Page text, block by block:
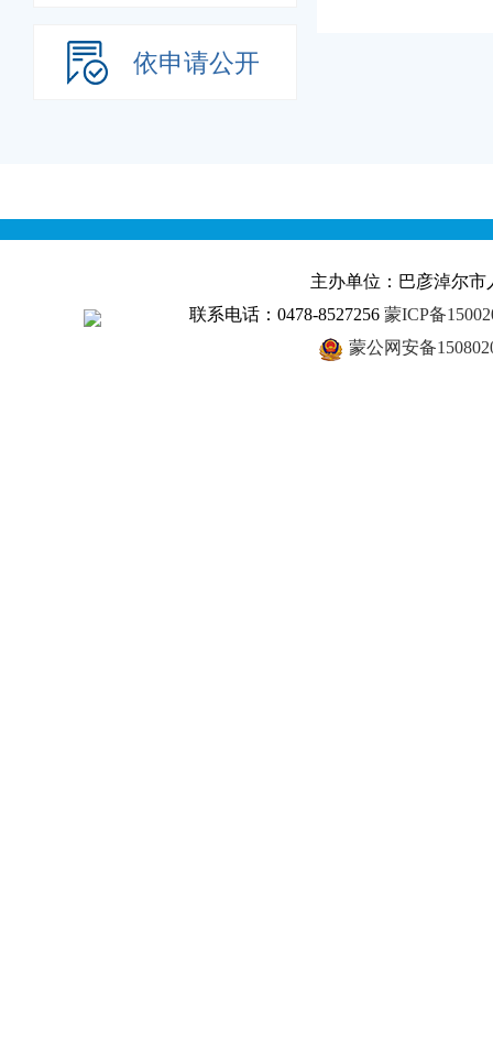
依申请公开
主办单位：巴彦淖尔
联系电话：0478-8527256 蒙ICP备
蒙公网安备